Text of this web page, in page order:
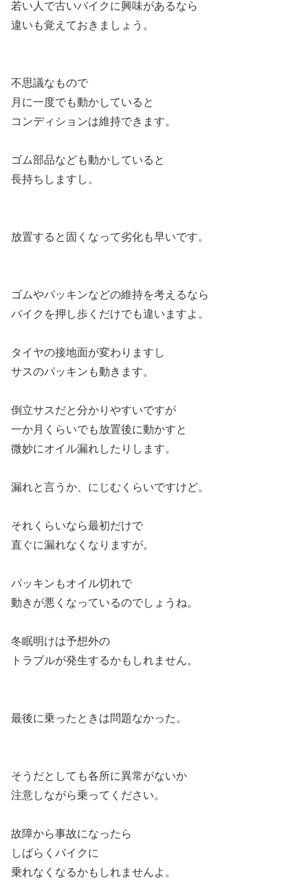
若い人で古いバイクに興味があるなら
違いも覚えておきましょう。
不思議なもので
月に一度でも動かしていると
コンディションは維持できます。
ゴム部品なども動かしていると
長持ちしますし。
放置すると固くなって劣化も早いです。
ゴムやパッキンなどの維持を考えるなら
バイクを押し歩くだけでも違いますよ。
タイヤの接地面が変わりますし
サスのパッキンも動きます。
倒立サスだと分かりやすいですが
一か月くらいでも放置後に動かすと
微妙にオイル漏れしたりします。
漏れと言うか、にじむくらいですけど。
それくらいなら最初だけで
直ぐに漏れなくなりますが。
パッキンもオイル切れで
動きが悪くなっているのでしょうね。
冬眠明けは予想外の
トラブルが発生するかもしれません。
最後に乗ったときは問題なかった。
そうだとしても各所に異常がないか
注意しながら乗ってください。
故障から事故になったら
しばらくバイクに
乗れなくなるかもしれませんよ。